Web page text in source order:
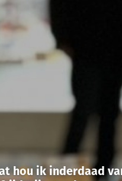
hou ik inderdaad